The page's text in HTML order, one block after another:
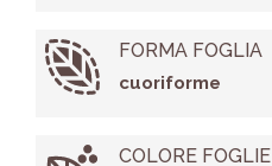
FORMA FOGLIA
cuoriforme
COLORE FOGLIE